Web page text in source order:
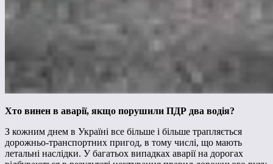
Хто винен в аварії, якщо порушили ПДР два водія?
З кожним днем в Україні все більше і більше трапляється
дорожньо-транспортних пригод, в тому числі, що мають
летальні наслідки. У багатьох випадках аварії на дорогах